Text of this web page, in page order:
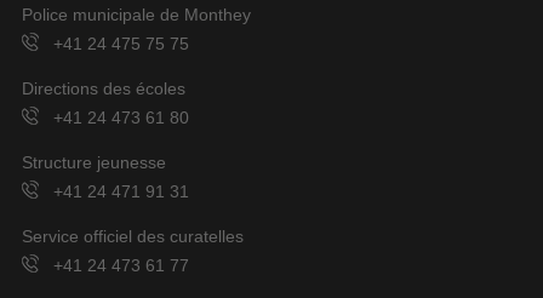
Police municipale de Monthey
+41 24 475 75 75
Directions des écoles
+41 24 473 61 80
Structure jeunesse
+41 24 471 91 31
Service officiel des curatelles
+41 24 473 61 77